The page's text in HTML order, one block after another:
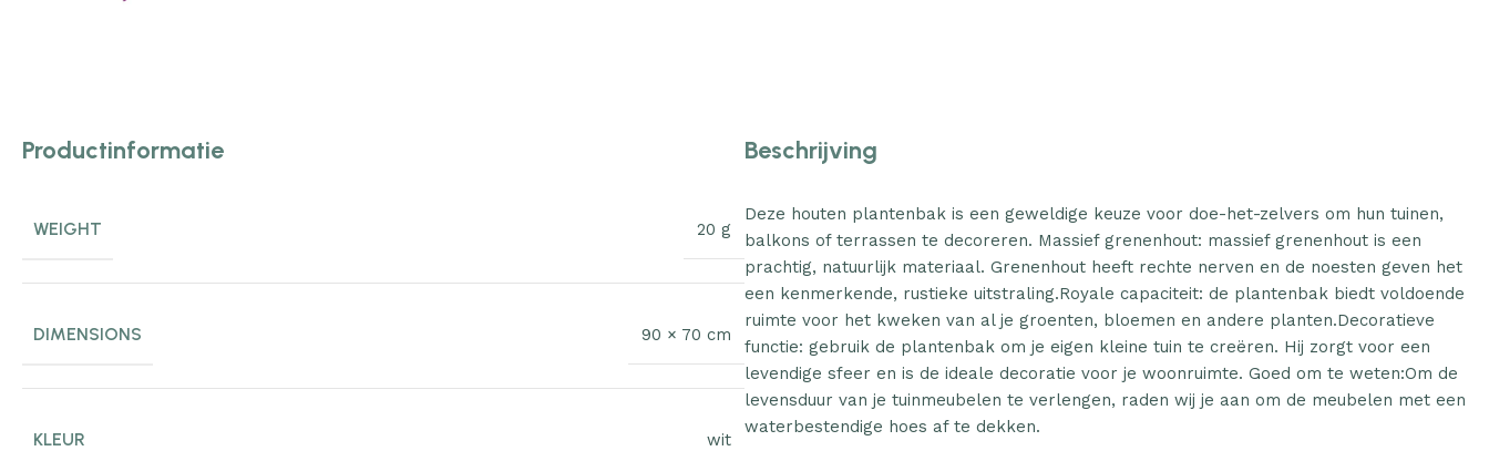
Productinformatie
WEIGHT 20 g
DIMENSIONS 90 × 70 cm
KLEUR wit
Beschrijving
Deze houten plantenbak is een geweldige keuze voor doe-het-zelvers om hun tuinen,
balkons of terrassen te decoreren. Massief grenenhout: massief grenenhout is een
prachtig, natuurlijk materiaal. Grenenhout heeft rechte nerven en de noesten geven het
een kenmerkende, rustieke uitstraling.Royale capaciteit: de plantenbak biedt voldoende
ruimte voor het kweken van al je groenten, bloemen en andere planten.Decoratieve
functie: gebruik de plantenbak om je eigen kleine tuin te creëren. Hij zorgt voor een
levendige sfeer en is de ideale decoratie voor je woonruimte. Goed om te weten:Om de
levensduur van je tuinmeubelen te verlengen, raden wij je aan om de meubelen met een
waterbestendige hoes af te dekken.